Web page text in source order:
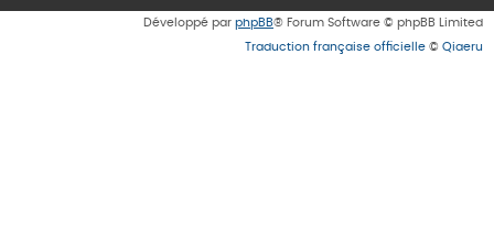
r
Développé par phpBB® Forum Software © phpBB Limited
Traduction française officielle © Qiaeru